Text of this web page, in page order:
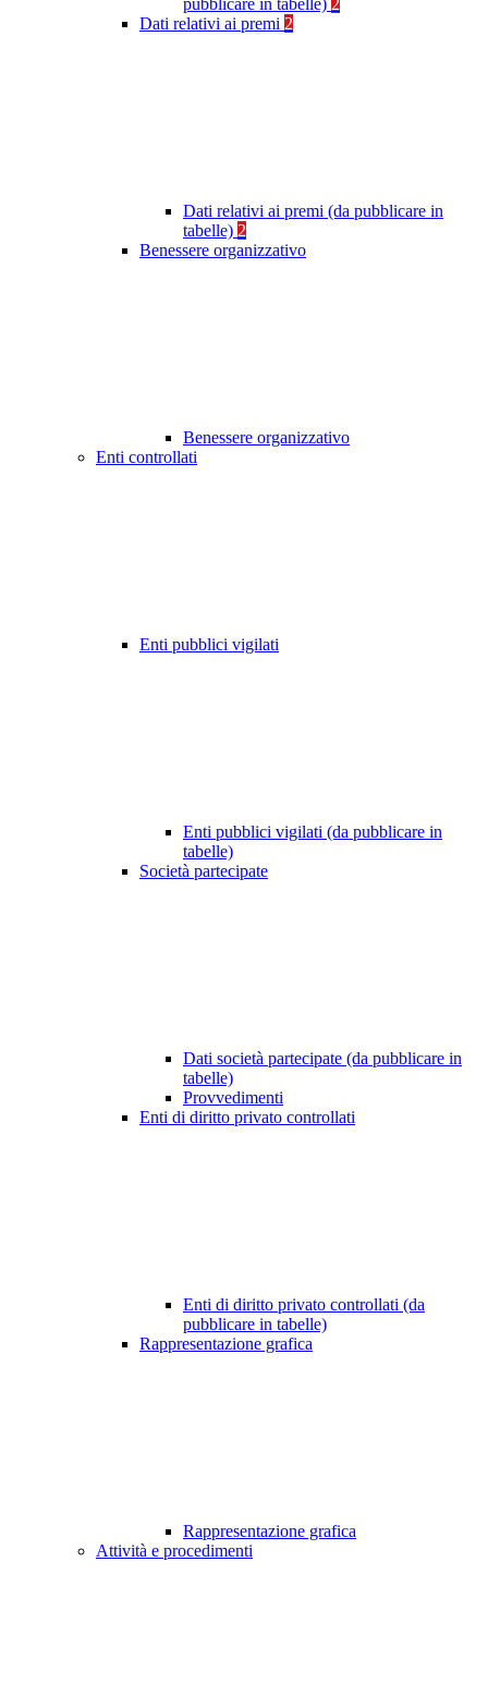
pubblicare in tabelle) 2
Dati relativi ai premi 2
Dati relativi ai premi (da pubblicare in
tabelle) 2
Benessere organizzativo
Benessere organizzativo
Enti controllati
Enti pubblici vigilati
Enti pubblici vigilati (da pubblicare in
tabelle)
Società partecipate
Dati società partecipate (da pubblicare in
tabelle)
Provvedimenti
Enti di diritto privato controllati
Enti di diritto privato controllati (da
pubblicare in tabelle)
Rappresentazione grafica
Rappresentazione grafica
Attività e procedimenti